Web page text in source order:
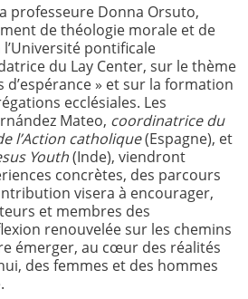
professeure Donna Orsuto,
de théologie morale et de
pontificale
du Lay Center, sur le thème
d’espérance » et sur la formation
ecclésiales. Les
Mateo, coordinatrice du
l’Action catholique(Espagne), et
Youth(Inde), viendront
concrètes, des parcours
visera à encourager,
et membres des
renouvelée sur les chemins
émerger, au cœur des réalités
des femmes et des hommes